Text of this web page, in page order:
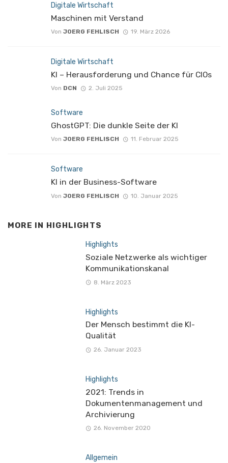
Digitale Wirtschaft
Maschinen mit Verstand
Von JOERG FEHLISCH 19. März 2026
Digitale Wirtschaft
KI – Herausforderung und Chance für CIOs
Von DCN 2. Juli 2025
Software
GhostGPT: Die dunkle Seite der KI
Von JOERG FEHLISCH 11. Februar 2025
Software
KI in der Business-Software
Von JOERG FEHLISCH 10. Januar 2025
MORE IN HIGHLIGHTS
Highlights
Soziale Netzwerke als wichtiger
Kommunikationskanal
8. März 2023
Highlights
Der Mensch bestimmt die KI-
Qualität
26. Januar 2023
Highlights
2021: Trends in
Dokumentenmanagement und
Archivierung
26. November 2020
Allgemein